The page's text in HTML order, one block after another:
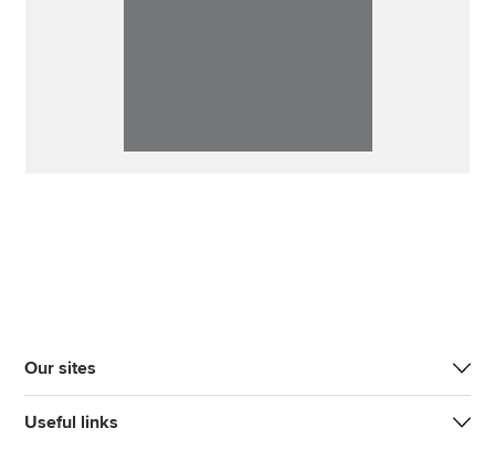
Our sites
Useful links